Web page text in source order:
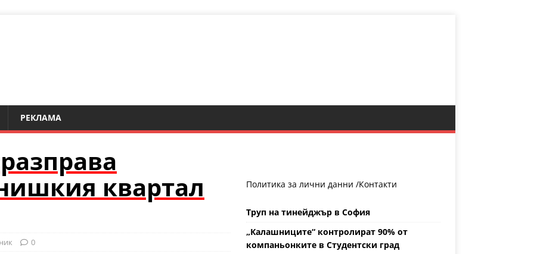
РЕКЛАМА
квартал
0
Политика за лични данни /Контакти
Труп на тинейджър в София
„Калашниците“ контролират 90% от
компаньонките в Студентски град